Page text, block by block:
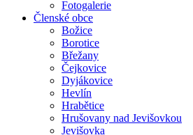
Fotogalerie
Členské obce
Božice
Borotice
Břežany
Čejkovice
Dyjákovice
Hevlín
Hrabětice
Hrušovany nad Jevišovkou
Jevišovka